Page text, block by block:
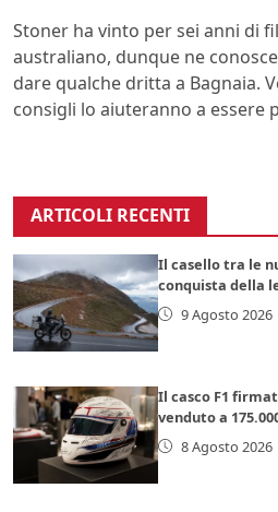
Stoner ha vinto per sei anni di
australiano, dunque ne
dare qualche dritta a Bagnaia.
consigli lo aiuteranno a essere
ARTICOLI RECENTI
Il casello tra le
conquista della
9 Agosto 2026
Il casco F1
venduto a
8 Agosto 2026